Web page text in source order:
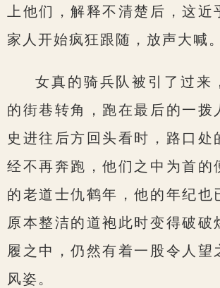
上他们，解释不清楚后，这近
家人开始疯狂跟随，放声大喊。
女真的骑兵队被引了过来
的街巷转角，跑在最后的一拨
史进往后方回头看时，路口处
经不再奔跑，他们之中为首的
的老道士仇鹤年，他的年纪也
原本整洁的道袍此时变得破破
履之中，仍然有着一股令人望
风姿。